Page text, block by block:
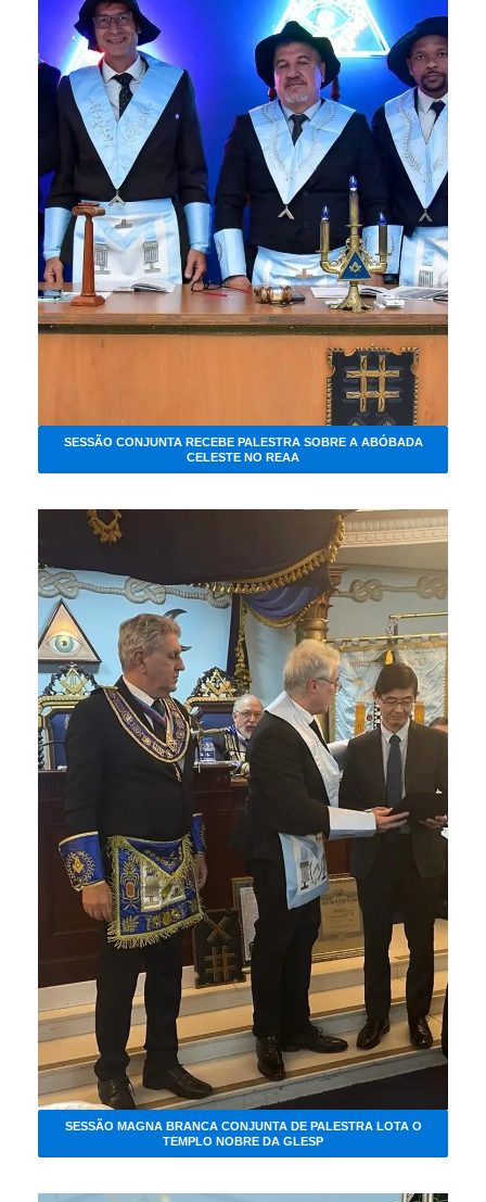
SESSÃO CONJUNTA RECEBE PALESTRA SOBRE A ABÓBADA
CELESTE NO REAA
SESSÃO MAGNA BRANCA CONJUNTA DE PALESTRA LOTA O
TEMPLO NOBRE DA GLESP